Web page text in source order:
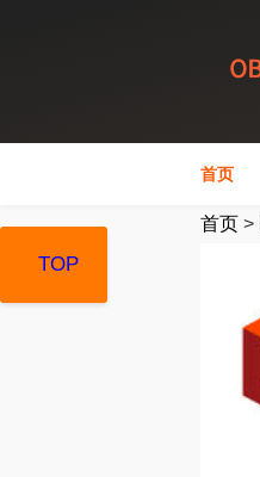
首页
首页 >
TOP
TOP
TOP